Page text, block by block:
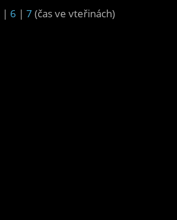
| 6 | 7 (čas ve vteřinách)